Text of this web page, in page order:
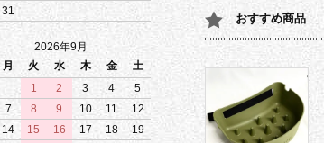
おすすめ商品
31
2026年9月
月 火 水 木 金
土
1
2 3 4
5
7 8 9 10 11
12
14 15 16 17 18
19